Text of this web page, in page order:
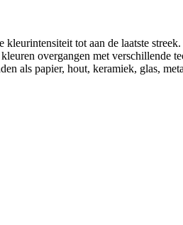
tot aan de laatste streek.
overgangen met verschillende
als papier, hout, keramiek, glas,